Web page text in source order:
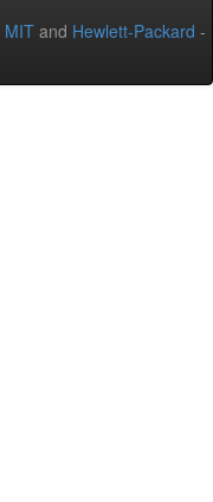
MIT and Hewlett-Packard -